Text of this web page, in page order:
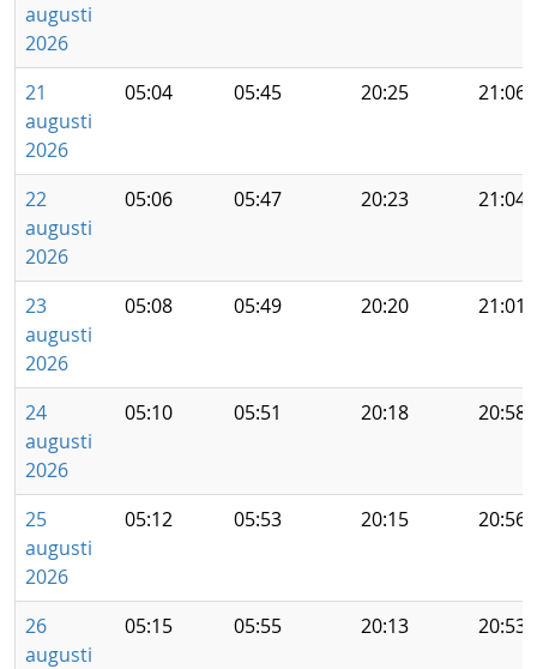
augusti
2026
21
augusti
2026
05:04 05:45 20:25 21:06
22
augusti
2026
05:06 05:47 20:23 21:04
23
augusti
2026
05:08 05:49 20:20 21:01
24
augusti
2026
05:10 05:51 20:18 20:58
25
augusti
2026
05:12 05:53 20:15 20:56
26
augusti
05:15 05:55 20:13 20:53